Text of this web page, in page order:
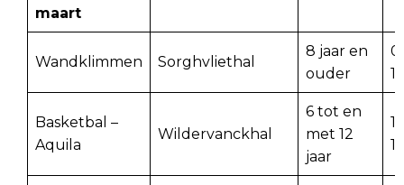
maart
Wandklimmen Sorghvliethal
8 jaar en
ouder
Basketbal –
Aquila
Wildervanckhal
6 tot en
met 12
jaar